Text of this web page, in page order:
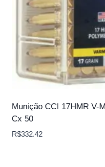
Munição CCI 17HMR V-
Cx 50
R$332.42